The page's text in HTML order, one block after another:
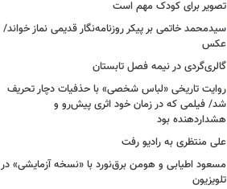
تصویر برای کودک مهم است
سیدمحمد خاتمی بر پیکر روزنامه‌نگار قدیمی نماز خواند/
عکس
گالری‌گردی در نیمه فصل تابستان
روایت تاریخی «لباس شخصی» با حذفیات دچار تحریف
شد/ فیلمی که در زمان خود اثری پیش‌رو و
هشداردهنده بود
علی منتظری به رادیو رفت
مسعود اطیابی و هومن برق‌نورد با «نسخه آزمایشی» در
تلویزیون